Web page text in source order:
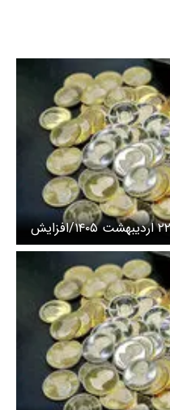
قیمت سکه امامی امروز سه‌شنبه ۲۲ اردیبهشت ۱۴۰۵/افزایش